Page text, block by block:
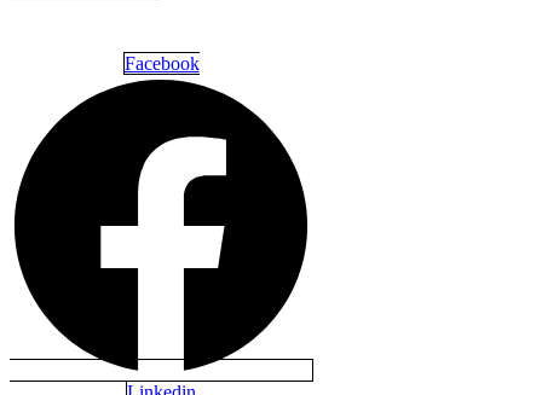
Facebook